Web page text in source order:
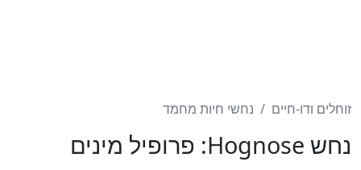
זוחלים ודו-חיים נחשי חיות מחמד
נחש Hognose: פרופיל מינים